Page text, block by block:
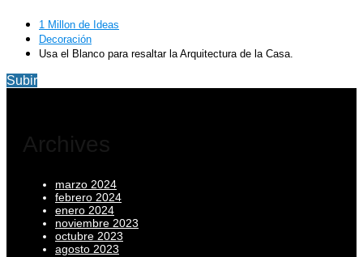
1 Millon de Ideas
Decoración
Usa el Blanco para resaltar la Arquitectura de la Casa.
Subir
Archives
marzo 2024
febrero 2024
enero 2024
noviembre 2023
octubre 2023
agosto 2023